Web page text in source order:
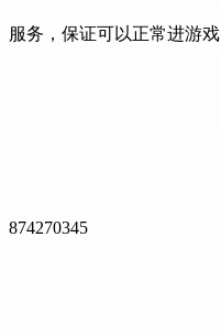
服务，保证可以正常进游戏
874270345